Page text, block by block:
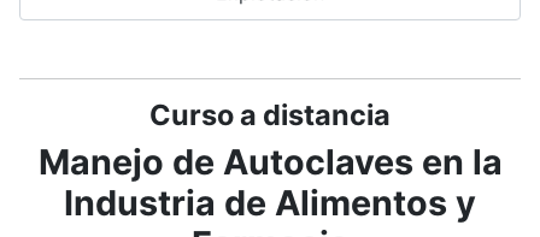
Curso a distancia
Manejo de Autoclaves en la
Industria de Alimentos y